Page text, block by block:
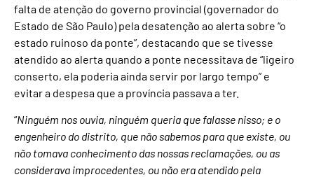
falta de atenção do governo provincial (governador do
Estado de São Paulo) pela desatenção ao alerta sobre “o
estado ruinoso da ponte”, destacando que se tivesse
atendido ao alerta quando a ponte necessitava de “ligeiro
conserto, ela poderia ainda servir por largo tempo” e
evitar a despesa que a província passava a ter.
“Ninguém nos ouvia, ninguém queria que falasse nisso; e o
engenheiro do distrito, que não sabemos para que existe, ou
não tomava conhecimento das nossas reclamações, ou as
considerava improcedentes, ou não era atendido pela